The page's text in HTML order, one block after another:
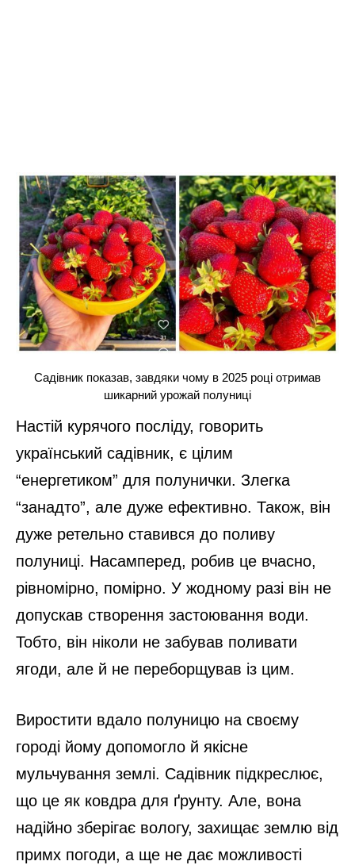
Садівник показав, завдяки чому в 2025 році отримав
шикарний урожай полуниці
Настій курячого посліду, говорить
український садівник, є цілим
“енергетиком” для полунички. Злегка
“занадто”, але дуже ефективно. Також, він
дуже ретельно ставився до поливу
полуниці. Насамперед, робив це вчасно,
рівномірно, помірно. У жодному разі він не
допускав створення застоювання води.
Тобто, він ніколи не забував поливати
ягоди, але й не переборщував із цим.
Виростити вдало полуницю на своєму
городі йому допомогло й якісне
мульчування землі. Садівник підкреслює,
що це як ковдра для ґрунту. Але, вона
надійно зберігає вологу, захищає землю від
примх погоди, а ще не дає можливості